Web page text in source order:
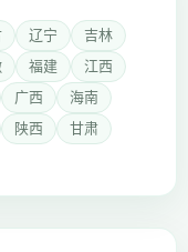
辽宁
吉林
福建
江西
广西
海南
陕西
甘肃